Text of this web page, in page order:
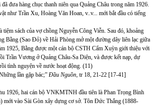
đưa hàng chục thanh niên qua Quảng Châu trong năm 1926.
như Trần Xu, Hoàng Văn Hoan, v..v... mới bắt đầu có tiếng
tiệm sách của vợ chồng Nguyễn Công Viễn. Sau đó, khoảng
Bằng (Sao Đỏ) về Hải Phòng mở một đường dây liên lạc giữa
1925, Bằng được một cán bộ CSTH Cẩm Xuỳn giới thiệu với
Trần Vương ở Quảng Châu-Sa Diện, và được kết nạp, dự
tình nguyện về nước hoạt động. (11)
lần gặp bác;” Đầu Nguồn, tr 18, 21-22 [17-41]
1926, hai cán bộ VNKMTNH đầu tiên là Phan Trọng Bình
mới vào Sài Gòn xây dựng cơ sở. Tôn Đức Thắng (1888-